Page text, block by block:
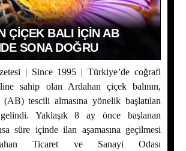
ÇIÇEK BALI İÇIN AB
SONA DOĞRU
| Since 1995 | Türkiye’de coğrafi
sahip olan Ardahan çiçek balının,
tescili almasına yönelik başlatılan
Yaklaşık 8 ay önce başlanan
süre içinde ilan aşamasına geçilmesi
Ticaret ve Sanayi Odası